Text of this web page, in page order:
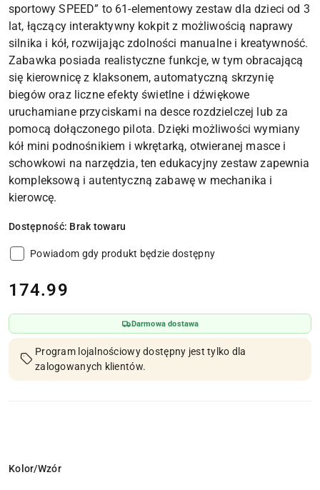
sportowy SPEED” to 61-elementowy zestaw dla dzieci od 3
lat, łączący interaktywny kokpit z możliwością naprawy
silnika i kół, rozwijając zdolności manualne i kreatywność.
Zabawka posiada realistyczne funkcje, w tym obracającą
się kierownicę z klaksonem, automatyczną skrzynię
biegów oraz liczne efekty świetlne i dźwiękowe
uruchamiane przyciskami na desce rozdzielczej lub za
pomocą dołączonego pilota. Dzięki możliwości wymiany
kół mini podnośnikiem i wkrętarką, otwieranej masce i
schowkowi na narzędzia, ten edukacyjny zestaw zapewnia
kompleksową i autentyczną zabawę w mechanika i
kierowcę.
Dostępność: Brak towaru
Powiadom gdy produkt będzie dostępny
cena:
174.99
Darmowa dostawa
Program lojalnościowy dostępny jest tylko dla
zalogowanych klientów.
Wariant
Kolor/Wzór